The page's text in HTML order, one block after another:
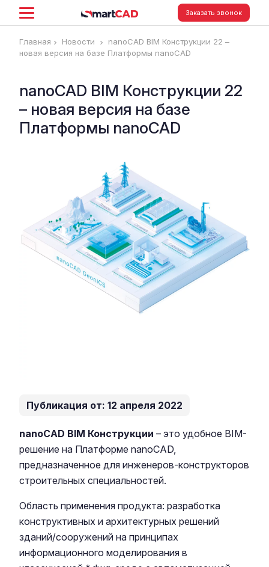
Заказать звонок
Главная Новости
nanoCAD BIM Конструкции 22 –
новая версия на базе Платформы nanoCAD
nanoCAD BIM Конструкции 22
– новая версия на базе
Платформы nanoCAD
Публикация от: 12 апреля 2022
nanoCAD BIM Конструкции – это удобное BIM-
решение на Платформе nanoCAD,
предназначенное для инженеров-конструкторов
строительных специальностей.
Область применения продукта: разработка
конструктивных и архитектурных решений
зданий/сооружений на принципах
информационного моделирования в